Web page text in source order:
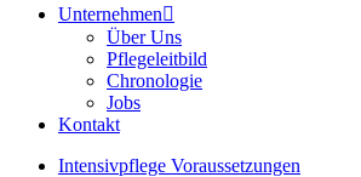
Unternehmen
Über Uns
Pflegeleitbild
Chronologie
Jobs
Kontakt
Intensivpflege Voraussetzungen